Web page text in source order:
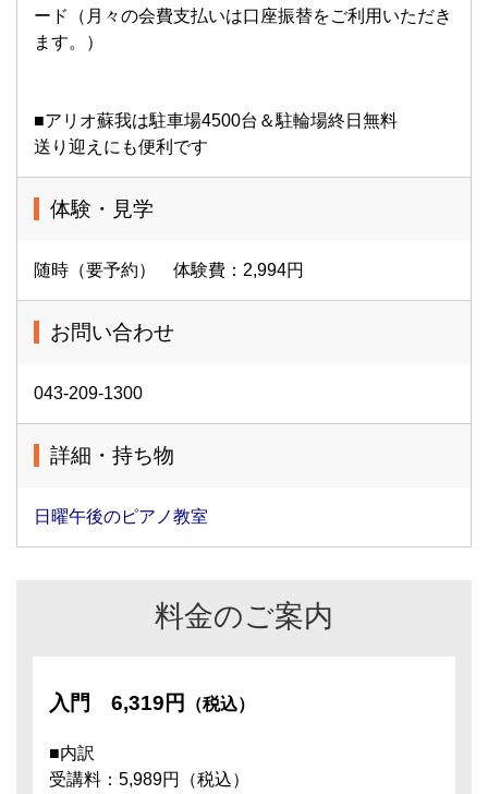
ード（月々の会費支払いは口座振替をご利用いただき
ます。）
■アリオ蘇我は駐車場4500台＆駐輪場終日無料
送り迎えにも便利です
体験・見学
随時（要予約） 体験費：2,994円
お問い合わせ
043-209-1300
詳細・持ち物
日曜午後のピアノ教室
料金のご案内
入門 6,319円 （税込）
■内訳
受講料：5,989円（税込）